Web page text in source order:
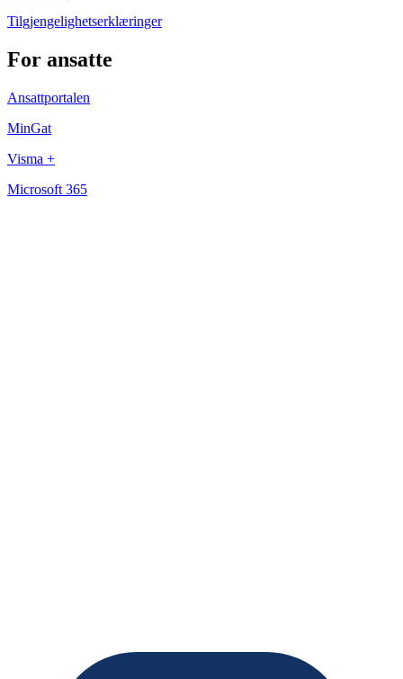
Tilgjengelighetserklæringer
For ansatte
Ansattportalen
MinGat
Visma +
Microsoft 365